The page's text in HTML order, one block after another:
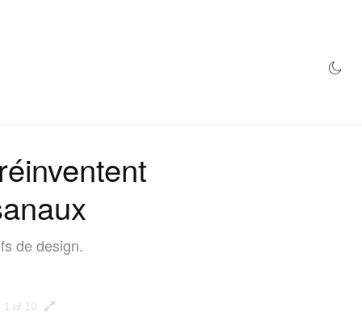
de design.
1 of 10